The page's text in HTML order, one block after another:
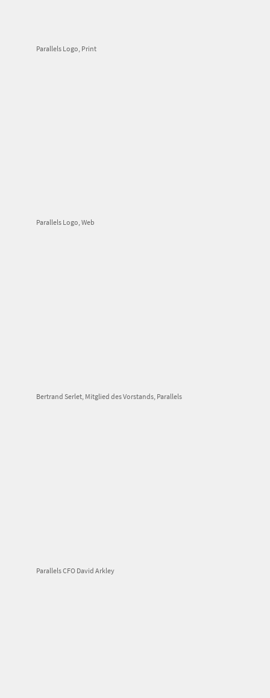
Parallels Logo, Print
Parallels Logo, Web
Bertrand Serlet, Mitglied des Vorstands, Parallels
Parallels CFO David Arkley